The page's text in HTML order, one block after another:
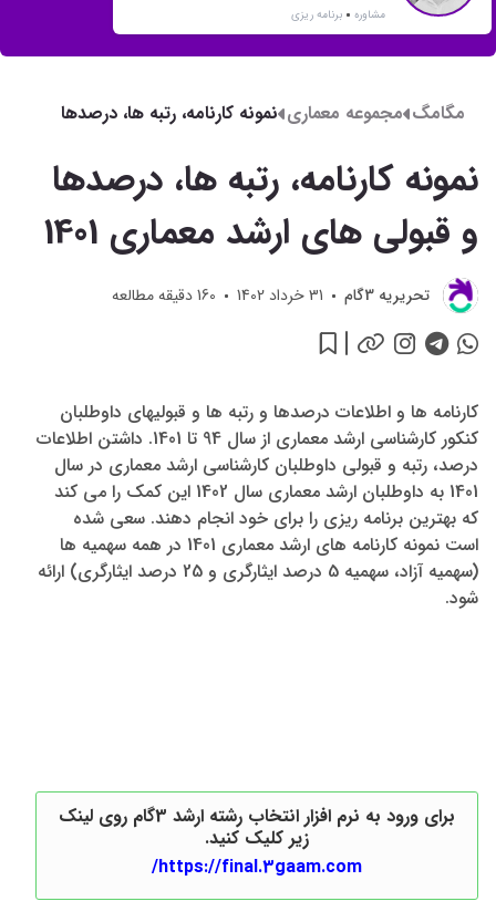
مشاوره برنامه ریزی
مگامگ مجموعه معماری نمونه کارنامه، رتبه ها، درصدها
نمونه کارنامه، رتبه ها، درصدها
و قبولی های ارشد معماری 1401
تحريريه 3گام 31 خرداد 1402 160دقیقه مطالعه
کارنامه ها و اطلاعات درصدها و رتبه ها و قبولیهای داوطلبان
کنکور کارشناسی ارشد معماری از سال 94 تا 1401. داشتن اطلاعات
درصد، رتبه و قبولی داوطلبان کارشناسی ارشد معماری در سال
1401 به داوطلبان ارشد معماری سال 1402 این کمک را می کند
که بهترین برنامه ریزی را برای خود انجام دهند. سعی شده
است نمونه کارنامه های ارشد معماری 1401 در همه سهمیه ها
(سهمیه آزاد، سهمیه 5 درصد ایثارگری و 25 درصد ایثارگری) ارائه
شود.
برای ورود به نرم افزار انتخاب رشته ارشد 3گام روی لینک
زیر کلیک کنید.
https://final.3gaam.com/